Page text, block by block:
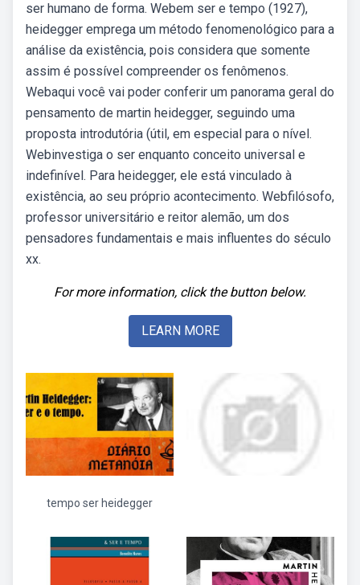
ser humano de forma. Webem ser e tempo (1927),
heidegger emprega um método fenomenológico para a
análise da existência, pois considera que somente
assim é possível compreender os fenômenos.
Webaqui você vai poder conferir um panorama geral do
pensamento de martin heidegger, seguindo uma
proposta introdutória (útil, em especial para o nível.
Webinvestiga o ser enquanto conceito universal e
indefinível. Para heidegger, ele está vinculado à
existência, ao seu próprio acontecimento. Webfilósofo,
professor universitário e reitor alemão, um dos
pensadores fundamentais e mais influentes do século
xx.
For more information, click the button below.
LEARN MORE
tempo ser heidegger